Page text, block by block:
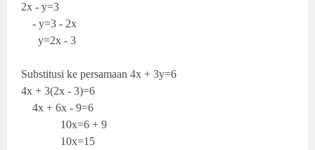
2x - y=3
- y=3 - 2x
y=2x - 3
Substitusi ke persamaan 4x + 3y=6
4x + 3(2x - 3)=6
4x + 6x - 9=6
10x=6 + 9
10x=15